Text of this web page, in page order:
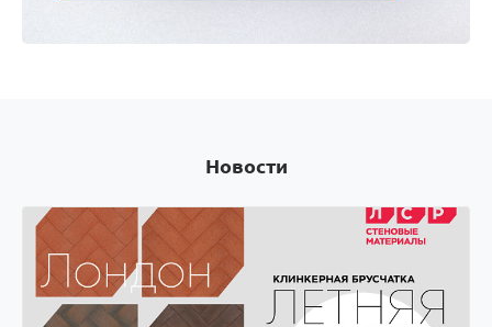
на следующую покупку! Оплачивай покупки
Новости